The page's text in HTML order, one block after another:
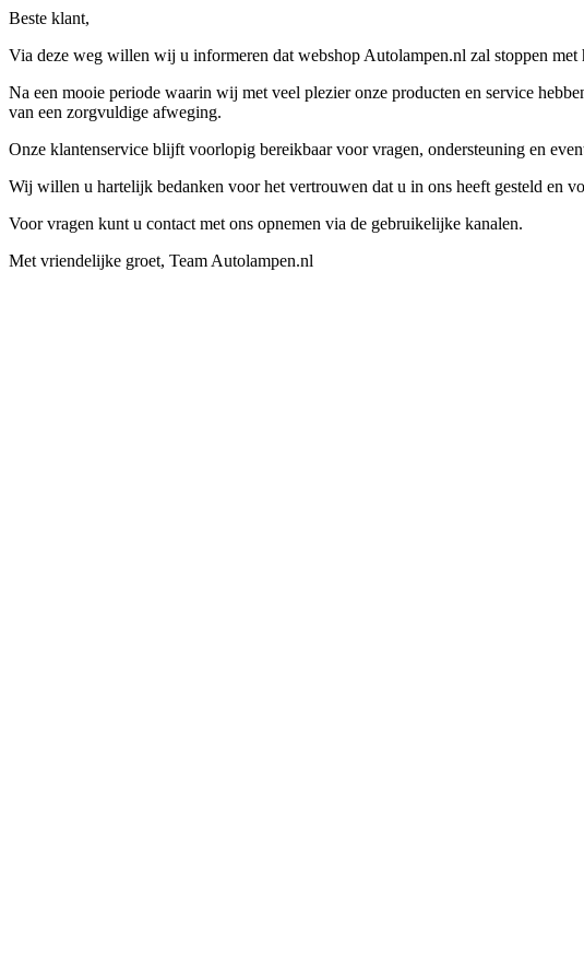
Beste klant,
Via deze weg willen wij u informeren dat webshop Autolampen.nl zal stoppen met
Na een mooie periode waarin wij met veel plezier onze producten en service
van een zorgvuldige afweging.
Onze klantenservice blijft voorlopig bereikbaar voor vragen, ondersteuning en
Wij willen u hartelijk bedanken voor het vertrouwen dat u in ons heeft gesteld en
Voor vragen kunt u contact met ons opnemen via de gebruikelijke kanalen.
Met vriendelijke groet, Team Autolampen.nl